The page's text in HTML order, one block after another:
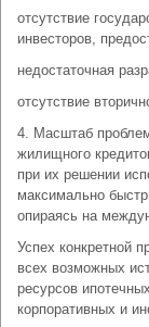
отсутствие
инвесторов,
недостаточная
отсутствие
4. Масштаб
жилищного
при их решении
максимально
опираясь на
Успех конкретной
всех возможных
ресурсов
корпоративных и